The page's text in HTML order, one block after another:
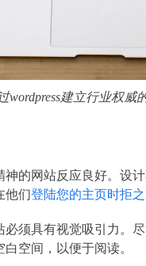
wordpress建立行业权威
的网站反应良好。设
他们登陆您的主页时拒
须具有视觉吸引力。
空间，以便于阅读。